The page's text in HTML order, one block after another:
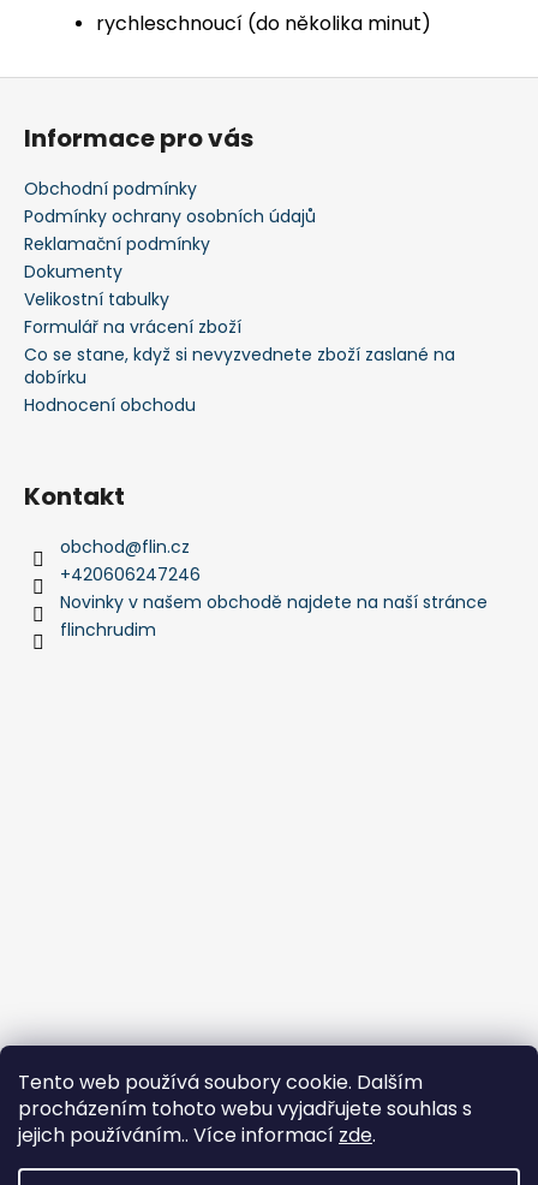
Tento web používá soubory cookie. Dalším
procházením tohoto webu vyjadřujete souhlas s
jejich používáním.. Více informací zde.
rychleschnoucí (do několika minut)
Z
Informace pro vás
Obchodní podmínky
Podmínky ochrany osobních údajů
Reklamační podmínky
Dokumenty
Velikostní tabulky
Formulář na vrácení zboží
Co se stane, když si nevyzvednete zboží zaslané na
dobírku
Hodnocení obchodu
Kontakt
obchod@flin.cz
+420606247246
Novinky v našem obchodě najdete na naší stránce
flinchrudim
Flin Sport